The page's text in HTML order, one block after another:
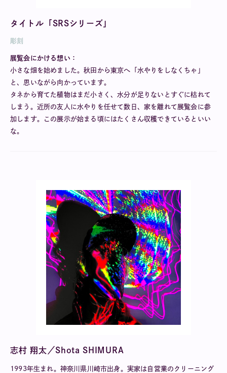
タイトル「SRSシリーズ」
彫刻
展覧会にかける想い：
小さな畑を始めました。秋田から東京へ「水やりをしなくちゃ」
と、思いながら向かっています。
タネから育てた植物はまだ小さく、水分が足りないとすぐに枯れて
しまう。近所の友人に水やりを任せて数日、家を離れて展覧会に参
加します。この展示が始まる頃にはたくさん収穫できているといい
な。
志村 翔太／Shota SHIMURA
1993年生まれ。神奈川県川崎市出身。実家は自営業のクリーニング